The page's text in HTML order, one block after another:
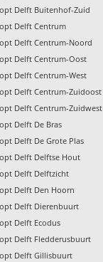
Delft Buitenhof-Zuid
Delft Centrum
Delft Centrum-Noord
Delft Centrum-Oost
Delft Centrum-West
Delft Centrum-Zuidoost
Delft Centrum-Zuidwest
Delft De Bras
Delft De Grote Plas
Delft Delftse Hout
Delft Delftzicht
Delft Den Hoorn
Delft Dierenbuurt
Delft Ecodus
Delft Fledderusbuurt
Delft Gillisbuurt